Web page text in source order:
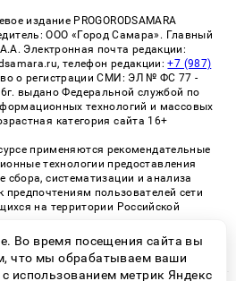
издание PROGORODSAMARA
ООО «Город Самара». Главный
Электронная почта редакции:
телефон редакции:+7 (987)
о регистрации СМИ: ЭЛ № ФС 77 -
выдано Федеральной службой по
технологий и массовых
категория сайта 16+
применяются рекомендательные
технологии предоставления
сбора, систематизации и анализа
предпочтениям пользователей сети
на территории Российской
применения рекомендательных
обменной сети
«СМИ2» (PDF)
Во время посещения сайта вы
что мы обрабатываем ваши
использованием метрик Яндекс